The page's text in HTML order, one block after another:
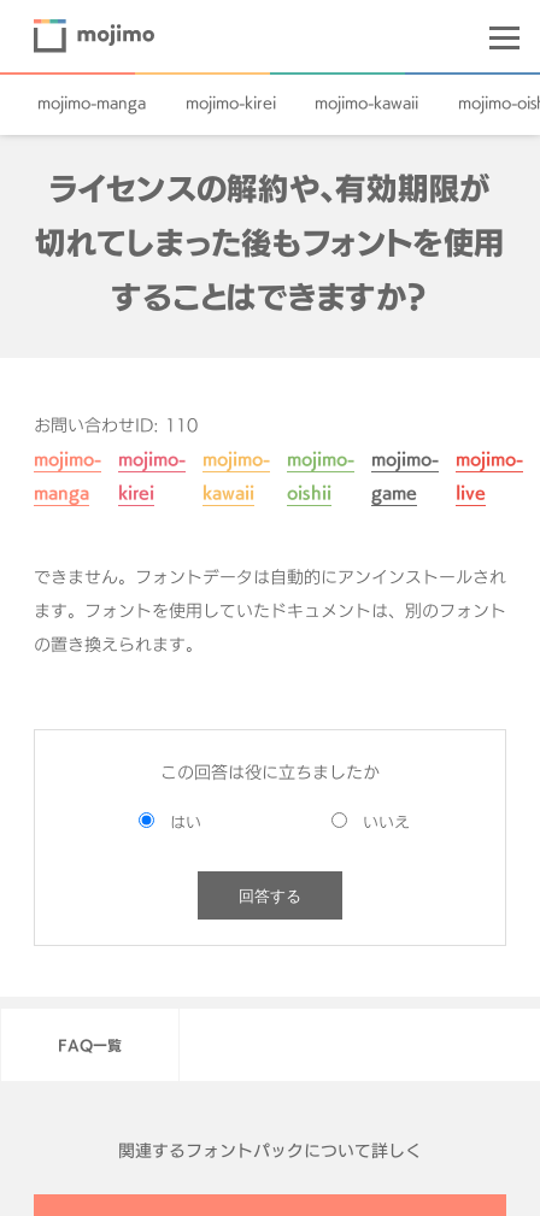
mojimo-manga mojimo-kirei mojimo-kawaii mojimo-
ライセンスの解約や、有効期限が
切れてしまった後もフォントを使用
することはできますか？
お問い合わせID: 110
mojimo-
manga
mojimo-
kirei
mojimo-
kawaii
mojimo-
oishii
mojimo-
game
mojimo-
live
できません。フォントデータは自動的にアンインストールされ
ます。フォントを使用していたドキュメントは、別のフォント
の置き換えられます。
この回答は役に立ちましたか
FAQ一覧
関連するフォントパックについて詳しく